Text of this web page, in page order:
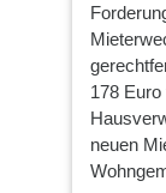
178
neuen